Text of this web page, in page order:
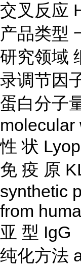
交叉反应
产品类型
研究领域
录调节因
蛋白分子
molecular
性 状
免 疫 原
synthetic
from
亚 型 IgG
纯化方法